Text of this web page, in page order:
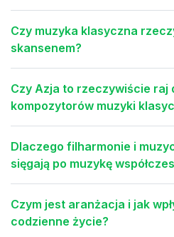
Czy muzyka klasyczna
skansenem?
Czy Azja to rzeczywiście raj
kompozytorów muzyki
Dlaczego filharmonie i
sięgają po muzykę
Czym jest aranżacja i jak
codzienne życie?